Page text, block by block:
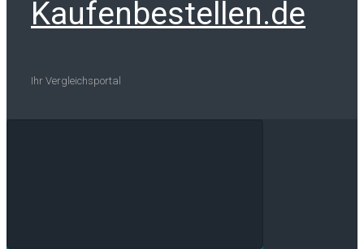
Kaufenbestellen.de
Ihr Vergleichsportal